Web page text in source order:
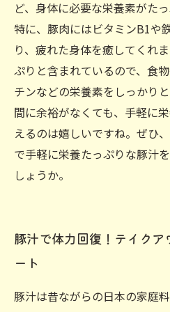
ど、身体に必要な栄養素がた
特に、豚肉にはビタミンB1や
り、疲れた身体を癒してくれ
ぷりと含まれているので、食
チンなどの栄養素をしっかり
間に余裕がなくても、手軽に
えるのは嬉しいですね。ぜひ
で手軽に栄養たっぷりな豚汁
しょうか。
豚汁で体力回復！テイク
ート
豚汁は昔ながらの日本の家庭